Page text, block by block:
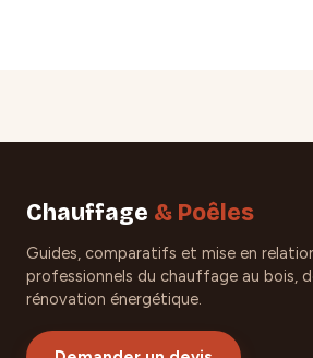
Chauffage & Poêles
Guides, comparatifs et mise en
professionnels du chauffage au bois,
rénovation énergétique.